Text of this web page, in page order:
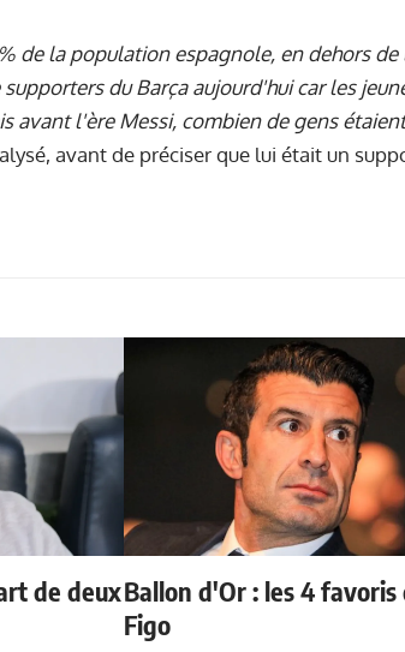
de la population espagnole, en dehors
du Barça aujourd'hui car les
avant l'ère Messi, combien de gens
avant de préciser que lui était un
de deuxBallon d'Or : les 4 favoris
Figo